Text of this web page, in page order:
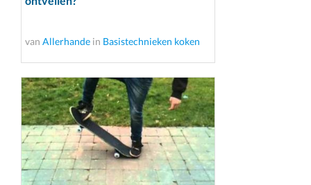
van Allerhande in Basistechnieken koken